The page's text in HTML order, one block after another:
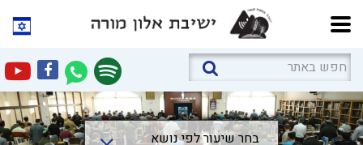
בחר שיעור לפי נושא
בחר שיעור לפי נושא